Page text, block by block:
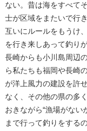
ない。昔は海をすべて
士が区域をまたいで行
互いにルールをもうけ
を行き来しあって釣り
長崎からも小川島周辺
ら私たちも福岡や長崎
が洋上風力の建設を許
なく、その他の県の多
おきながら“漁場がない
まで行って釣りをする